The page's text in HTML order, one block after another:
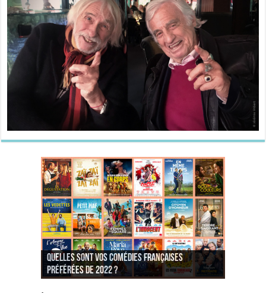
Quelles sont vos comédies françaises
préférées de 2022 ?
Quel est votre personnage préféré du Père
Noël est une ordure ?
Quelles sont vos comédies françaises
préférées de 2021 ?
Quel est votre « Gendarme » préféré ?
Quels sont vos 3 comédies de Jean-Marie Poiré
préférées ?
Quel est votre « Tati » préféré ?
Quel est votre « bronzé » préféré ?